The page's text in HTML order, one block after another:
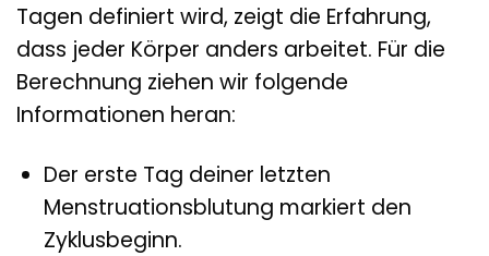
Tagen definiert wird, zeigt die Erfahrung,
dass jeder Körper anders arbeitet. Für die
Berechnung ziehen wir folgende
Informationen heran:
Der erste Tag deiner letzten
Menstruationsblutung markiert den
Zyklusbeginn.